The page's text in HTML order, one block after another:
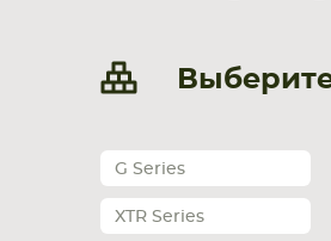
G Series
XTR Series